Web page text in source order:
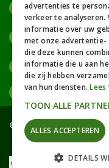
Kantooradres
Bornsedijk 60,
085-0475588
06-17314481
info@gardline.nl
© 2026 Powered by
advertenties te
verkeer te analyseren.
informatie over uw
met onze advertentie-
die deze kunnen
informatie die u aan
die zij hebben
van hun diensten.Lees
TOON ALLE
ALLES ACCEPTEREN
DETAILS